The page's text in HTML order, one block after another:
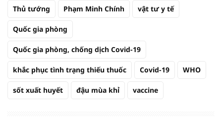
Thủ tướng Phạm Minh Chính vật tư y tế
Quốc gia phòng
Quốc gia phòng, chống dịch Covid-19
khắc phục tình trạng thiếu thuốc Covid-19 WHO
sốt xuất huyết đậu mùa khỉ vaccine